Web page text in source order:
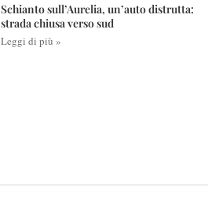
Schianto sull’Aurelia, un’auto distrutta:
strada chiusa verso sud
Leggi di più »